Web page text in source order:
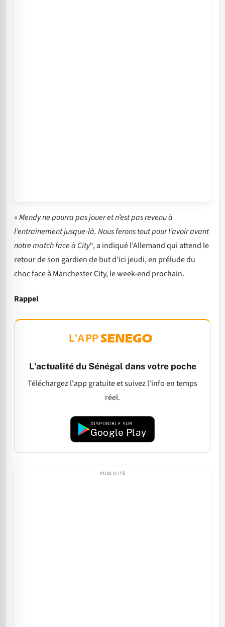
«Mendy ne pourra pas jouer et n’est pas revenu à
l’entrainement jusque-là. Nous ferons tout pour l’avoir avant
notre match face à City“, a indiqué l’Allemand qui attend le
retour de son gardien de but d’ici jeudi, en prélude du
choc face à Manchester City, le week-end prochain.
Rappel
L'APP
L'actualité du Sénégal dans votre poche
Téléchargez l'app gratuite et suivez l'info en temps
réel.
DISPONIBLE SUR
Google Play